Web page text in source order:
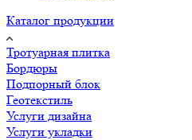
Каталог продукции
Тротуарная плитка
Бордюры
Подпорный блок
Геотекстиль
Услуги дизайна
Услуги укладки